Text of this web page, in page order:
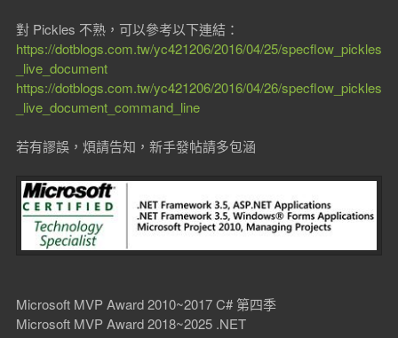
對 Pickles 不熟，可以參考以下連結：
https://dotblogs.com.tw/yc421206/2016/04/25/specflow_pickles
_live_document
https://dotblogs.com.tw/yc421206/2016/04/26/specflow_pickles
_live_document_command_line
若有謬誤，煩請告知，新手發帖請多包涵
Microsoft MVP Award 2010~2017 C# 第四季
Microsoft MVP Award 2018~2025 .NET